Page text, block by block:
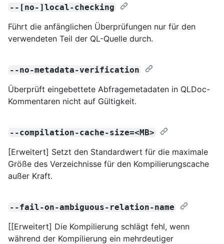
--[no-]local-checking
Führt die anfänglichen Überprüfungen nur für den
verwendeten Teil der QL-Quelle durch.
--no-metadata-verification
Überprüft eingebettete Abfragemetadaten in QLDoc-
Kommentaren nicht auf Gültigkeit.
--compilation-cache-size=<MB>
[Erweitert] Setzt den Standardwert für die maximale
Größe des Verzeichnisse für den Kompilierungscache
außer Kraft.
--fail-on-ambiguous-relation-name
[[Erweitert] Die Kompilierung schlägt fehl, wenn
während der Kompilierung ein mehrdeutiger